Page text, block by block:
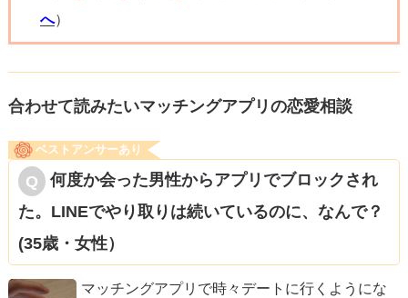
へ）
合わせて読みたいマッチングアプリの恋愛相談
ベストアンサーあり
何度か会った男性からアプリでブロックされ
た。LINEでやり取りは続いているのに、なんで？
(35歳・女性）
マッチングアプリで時々デートに行くようにな